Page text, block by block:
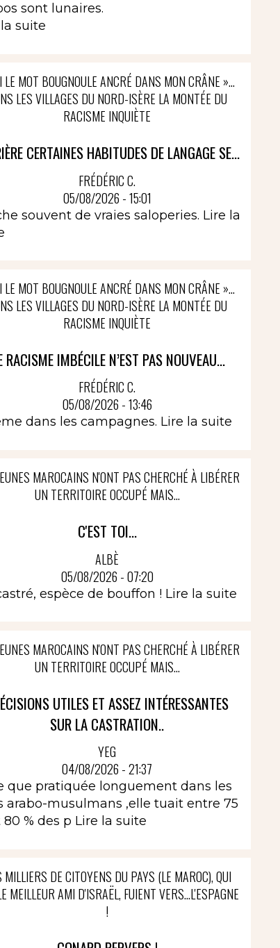
sont lunaires.
suite
LE MOT BOUGNOULE ANCRÉ DANS MON CRÂNE »…
LES VILLAGES DU NORD-ISÈRE LA MONTÉE DU
RACISME INQUIÈTE
CERTAINES HABITUDES DE LANGAGE SE...
FRÉDÉRIC C.
05/08/2026 - 15:01
souvent de vraies saloperies. Lire la
LE MOT BOUGNOULE ANCRÉ DANS MON CRÂNE »…
LES VILLAGES DU NORD-ISÈRE LA MONTÉE DU
RACISME INQUIÈTE
RACISME IMBÉCILE N’EST PAS NOUVEAU...
FRÉDÉRIC C.
05/08/2026 - 13:46
dans les campagnes. Lire la suite
MAROCAINS N'ONT PAS CHERCHÉ À LIBÉRER
UN TERRITOIRE OCCUPÉ MAIS...
C'EST TOI...
ALBÈ
05/08/2026 - 07:20
espèce de bouffon ! Lire la suite
MAROCAINS N'ONT PAS CHERCHÉ À LIBÉRER
UN TERRITOIRE OCCUPÉ MAIS...
UTILES ET ASSEZ INTÉRESSANTES
SUR LA CASTRATION..
YEG
04/08/2026 - 21:37
que pratiquée longuement dans les
arabo-musulmans ,elle tuait entre 75
80 % des p Lire la suite
MILLIERS DE CITOYENS DU PAYS (LE MAROC), QUI
MEILLEUR AMI D'ISRAËL, FUIENT VERS...L'ESPAGNE
!